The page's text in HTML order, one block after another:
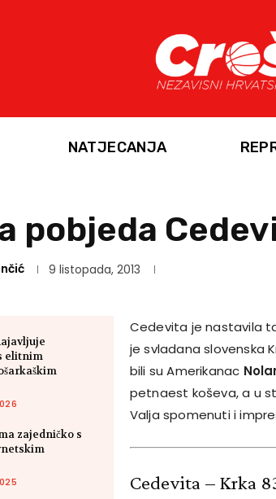
NATJECANJA
pobjeda
9 listopada, 2013
elitnim
zajedničko s
Cedevita je nastavila
je svladana slovenska
bili su Amerikanac
petnaest koševa, a u
Valja spomenuti i
Cedevita – Krka